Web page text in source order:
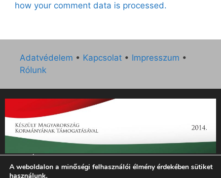
how your comment data is processed.
Adatvédelem • Kapcsolat • Impresszum •
Rólunk
„Az Új Ember katolikus hetilap 2014. évi működésének
támogatását az EGYH-KCP-14-P-0121 sz. támogatási
A weboldalon a minőségi felhasználói élmény érdekében sütiket
használunk.